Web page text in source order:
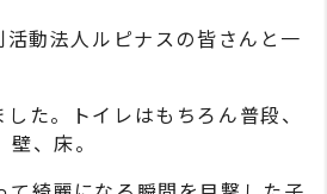
動法人ルピナスの皆さんと一
た。トイレはもちろん普段、
、床。